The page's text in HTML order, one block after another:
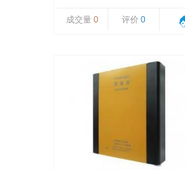
成交量 0 评价 0